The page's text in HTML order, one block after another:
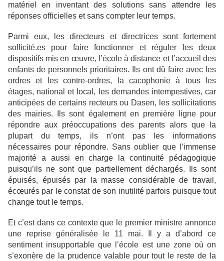
matériel en inventant des solutions sans attendre les
réponses officielles et sans compter leur temps.
Parmi eux, les directeurs et directrices sont fortement
sollicité.es pour faire fonctionner et réguler les deux
dispositifs mis en œuvre, l’école à distance et l’accueil des
enfants de personnels prioritaires. Ils ont dû faire avec les
ordres et les contre-ordres, la cacophonie à tous les
étages, national et local, les demandes intempestives, car
anticipées de certains recteurs ou Dasen, les sollicitations
des mairies. Ils sont également en première ligne pour
répondre aux préoccupations des parents alors que la
plupart du temps, ils n’ont pas les informations
nécessaires pour répondre. Sans oublier que l’immense
majorité a aussi en charge la continuité pédagogique
puisqu’ils ne sont que partiellement déchargés. Ils sont
épuisés, épuisés par la masse considérable de travail,
écœurés par le constat de son inutilité parfois puisque tout
change tout le temps.
Et c’est dans ce contexte que le premier ministre annonce
une reprise généralisée le 11 mai. Il y a d’abord ce
sentiment insupportable que l’école est une zone où on
s’exonère de la prudence valable pour tout le reste de la